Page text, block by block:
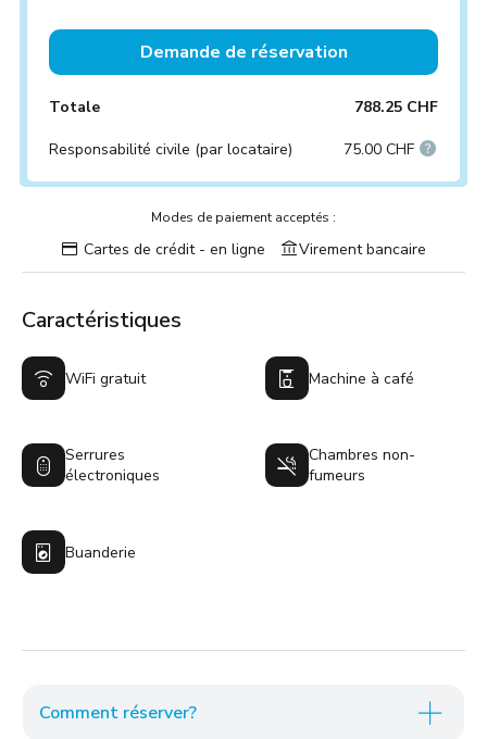
Demande de réservation
Totale 788.25 CHF
Responsabilité civile (par locataire) 75.00 CHF
Modes de paiement acceptés :
Cartes de crédit - en ligne Virement bancaire
Caractéristiques
WiFi gratuit Machine à café
Serrures
électroniques
Chambres non-
fumeurs
Buanderie
Comment réserver?